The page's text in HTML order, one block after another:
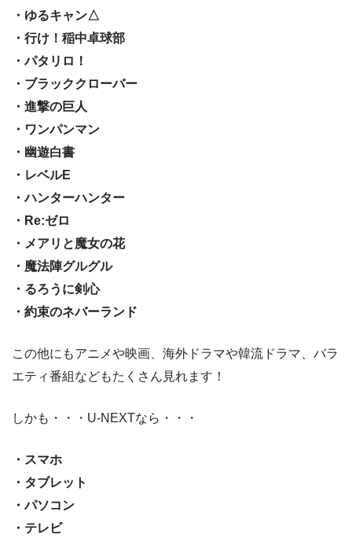
・ゆるキャン△
・行け！稲中卓球部
・パタリロ！
・ブラッククローバー
・進撃の巨人
・ワンパンマン
・幽遊白書
・レベルE
・ハンターハンター
・Re:ゼロ
・メアリと魔女の花
・魔法陣グルグル
・るろうに剣心
・約束のネバーランド
この他にもアニメや映画、海外ドラマや韓流ドラマ、バラ
エティ番組などもたくさん見れます！
しかも・・・U-NEXTなら・・・
・スマホ
・タブレット
・パソコン
・テレビ